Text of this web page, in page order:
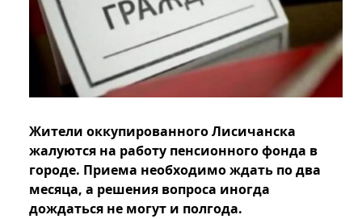
Жители оккупированного Лисичанска
жалуются на работу пенсионного фонда в
городе. Приема необходимо ждать по два
месяца, а решения вопроса иногда
дождаться не могут и полгода.